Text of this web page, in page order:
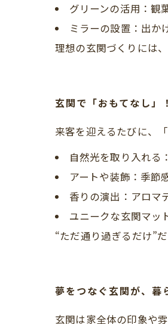
グリーンの活用：観
ミラーの設置：出
理想の玄関づくりには
玄関で「おもてなし」
来客を迎えるたびに、
自然光を取り入れ
アートや装飾：季節
香りの演出：アロマ
ユニークな玄関マ
“ただ通り過ぎるだけ”
夢をつなぐ玄関が、暮
玄関は家全体の印象や